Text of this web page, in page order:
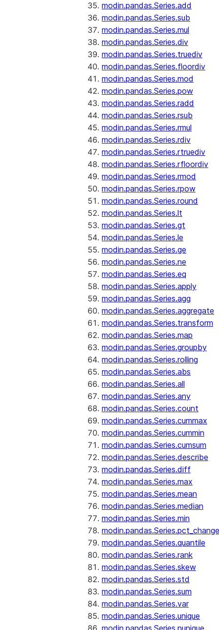
modin.pandas.Series.add
modin.pandas.Series.sub
modin.pandas.Series.mul
modin.pandas.Series.div
modin.pandas.Series.truediv
modin.pandas.Series.floordiv
modin.pandas.Series.mod
modin.pandas.Series.pow
modin.pandas.Series.radd
modin.pandas.Series.rsub
modin.pandas.Series.rmul
modin.pandas.Series.rdiv
modin.pandas.Series.rtruediv
modin.pandas.Series.rfloordiv
modin.pandas.Series.rmod
modin.pandas.Series.rpow
modin.pandas.Series.round
modin.pandas.Series.lt
modin.pandas.Series.gt
modin.pandas.Series.le
modin.pandas.Series.ge
modin.pandas.Series.ne
modin.pandas.Series.eq
modin.pandas.Series.apply
modin.pandas.Series.agg
modin.pandas.Series.aggregate
modin.pandas.Series.transform
modin.pandas.Series.map
modin.pandas.Series.groupby
modin.pandas.Series.rolling
modin.pandas.Series.abs
modin.pandas.Series.all
modin.pandas.Series.any
modin.pandas.Series.count
modin.pandas.Series.cummax
modin.pandas.Series.cummin
modin.pandas.Series.cumsum
modin.pandas.Series.describe
modin.pandas.Series.diff
modin.pandas.Series.max
modin.pandas.Series.mean
modin.pandas.Series.median
modin.pandas.Series.min
modin.pandas.Series.pct_change
modin.pandas.Series.quantile
modin.pandas.Series.rank
modin.pandas.Series.skew
modin.pandas.Series.std
modin.pandas.Series.sum
modin.pandas.Series.var
modin.pandas.Series.unique
modin.pandas.Series.nunique